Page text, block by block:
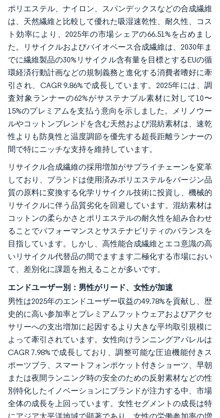
ポリエステル、ナイロン、スパンデックスなどの合成繊維
は、天然繊維と比較して優れた吸湿速乾性、耐久性、コス
ト効率により、2025年の市場シェアの66.51%を占めまし
た。リサイクルおよびバイオベース合成繊維は、2030年ま
でに繊維製品の30%リサイクル含有量を目標とするEUの循
環経済行動計画などの規制義務と進化する消費者嗜好に牽
引され、CAGR 9.86%で成長しています。2025年には、調
査対象ランナーの62%がサステナブル素材に対して10〜
15%のプレミアムを支払う意向を示しました。メリノウー
ルやコットンブレンドを含む天然および混紡素材は、速乾
性よりも防臭性と温度調節を優先する超長距離ランナーの
間で特にニッチな支持を維持しています。
リサイクル合成繊維の採用増加がサプライチェーンを変革
しており、ブランドは使用済みポリエステルをバージン品
質の原料に変換する化学リサイクル技術に投資し、機械的
リサイクルに伴う品質劣化を回避しています。混紡素材は
コットンの柔らかさとポリエステルの耐久性を組み合わせ
ることでパフォーマンスとサステナビリティのバランスを
目指しています。しかし、高性能合成繊維とエコ意識の高
いリサイクル代替品の間でますます二極化する市場におい
て、差別化に課題を抱えることが多いです。
エンドユーザー別：男性がリード、女性が加速
男性は2025年のエンドユーザー収益の49.78%を貢献し、歴
史的に高い参加率とプレミアムフットウェアおよびアクセ
サリーへの支出増加に起因するより大きな平均取引規模に
よって牽引されています。女性向けランニングアパレルは
CAGR 7.98%で成長しており、調整可能な圧迫機能付きス
ポーツブラ、スマートフォンポケット付きショーツ、早朝
または夜間ランニング時の安全のための反射素材などの性
別特化したイノベーションにブランドが注力する中、市場
全体の成長を上回っています。女性セグメントの成長は特